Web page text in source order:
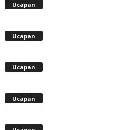
Ucapan
Ucapan
Ucapan
Ucapan